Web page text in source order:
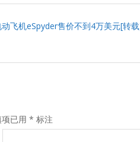
飞机eSpyder售价不到4万美元[转
已用 * 标注